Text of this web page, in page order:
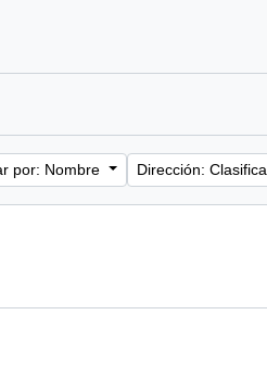
por: Nombre Dirección: